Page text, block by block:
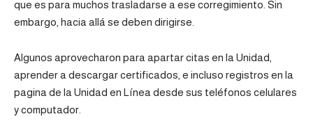
que es para muchos trasladarse a ese corregimiento. Sin
embargo, hacia allá se deben dirigirse.
Algunos aprovecharon para apartar citas en la Unidad,
aprender a descargar certificados, e incluso registros en la
pagina de la Unidad en Línea desde sus teléfonos celulares
y computador.